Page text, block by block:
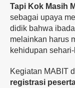
Tapi Kok Masih
sebagai upaya
didik bahwa
melainkan harus
kehidupan sehari-
Kegiatan MABIT
registrasi